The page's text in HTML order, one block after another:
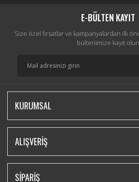
E-BÜLTEN KAYIT
Size özel fırsatlar ve kampanyalardan ilk
bültenimize kayıt olun
KURUMSAL
ALIŞVERİŞ
SİPARİŞ